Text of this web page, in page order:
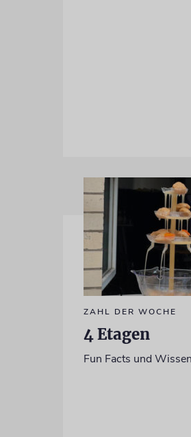
ZAHL DER WOCHE
4 Etagen
Fun Facts und